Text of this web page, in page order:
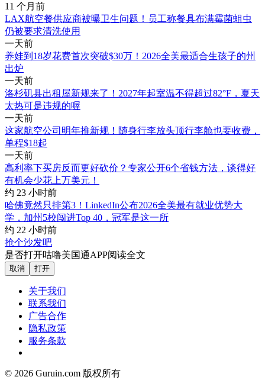
11 个月前
LAX航空餐供应商被曝卫生问题！员工称餐具布满霉菌蛆虫
仍被要求清洗使用
一天前
养娃到18岁花费首次突破$30万！2026全美最适合生孩子的州
出炉
一天前
洛杉矶县出租屋新规来了！2027年起室温不得超过82°F，夏天
太热可是违规的喔
一天前
这家航空公司明年推新规！随身行李放头顶行李舱也要收费，
单程$18起
一天前
高利率下买房反而更好砍价？专家公开6个省钱方法，谈得好
有机会少花上万美元！
约 23 小时前
哈佛竟然只排第3！LinkedIn公布2026全美最有就业优势大
学，加州5校闯进Top 40，冠军是这一所
约 22 小时前
抢个沙发吧
是否打开咕噜美国通APP阅读全文
取消 打开
关于我们
联系我们
广告合作
隐私政策
服务条款
© 2026 Guruin.com 版权所有